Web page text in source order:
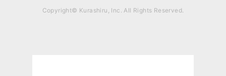
Copyright© Kurashiru, Inc. All Rights Reserved.